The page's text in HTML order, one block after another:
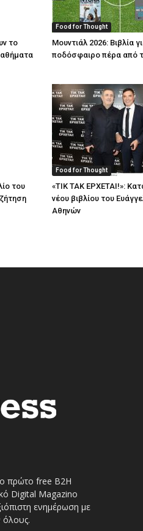
το
Food for Thought
Μουντιάλ 2026: Βιβλία
ποδόσφαιρο πέρα από
του
Food for Thought
«ΤΙΚ ΤΑΚ ΕΡΧΕΤΑΙ!»:
νέου βιβλίου του
Αθηνών
πρώτο free Β2Η
Digital Magazino
ενημέρωση με